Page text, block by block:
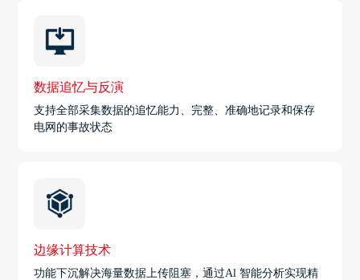
数据追忆与反演
支持全部采集数据的追忆能力、完整、准确地记录和保存
电网的事故状态
边缘计算技术
功能下沉解决海量数据上传阻塞，通过Al 智能分析实现精